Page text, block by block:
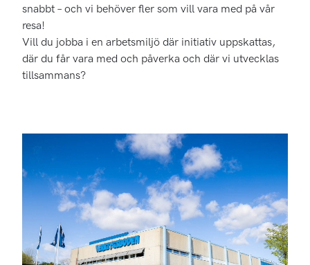
snabbt – och vi behöver fler som vill vara med på vår
resa!
Vill du jobba i en arbetsmiljö där initiativ uppskattas,
där du får vara med och påverka och där vi utvecklas
tillsammans?